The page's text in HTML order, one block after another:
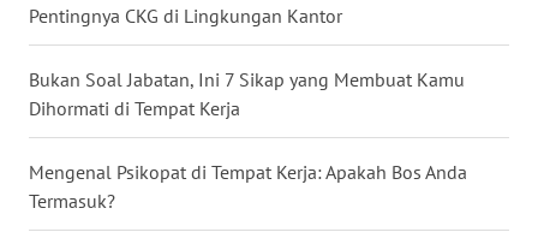
Pentingnya CKG di Lingkungan Kantor
Bukan Soal Jabatan, Ini 7 Sikap yang Membuat Kamu
Dihormati di Tempat Kerja
Mengenal Psikopat di Tempat Kerja: Apakah Bos Anda
Termasuk?
WN
KARO
WN
SIMALUNGUN
WN